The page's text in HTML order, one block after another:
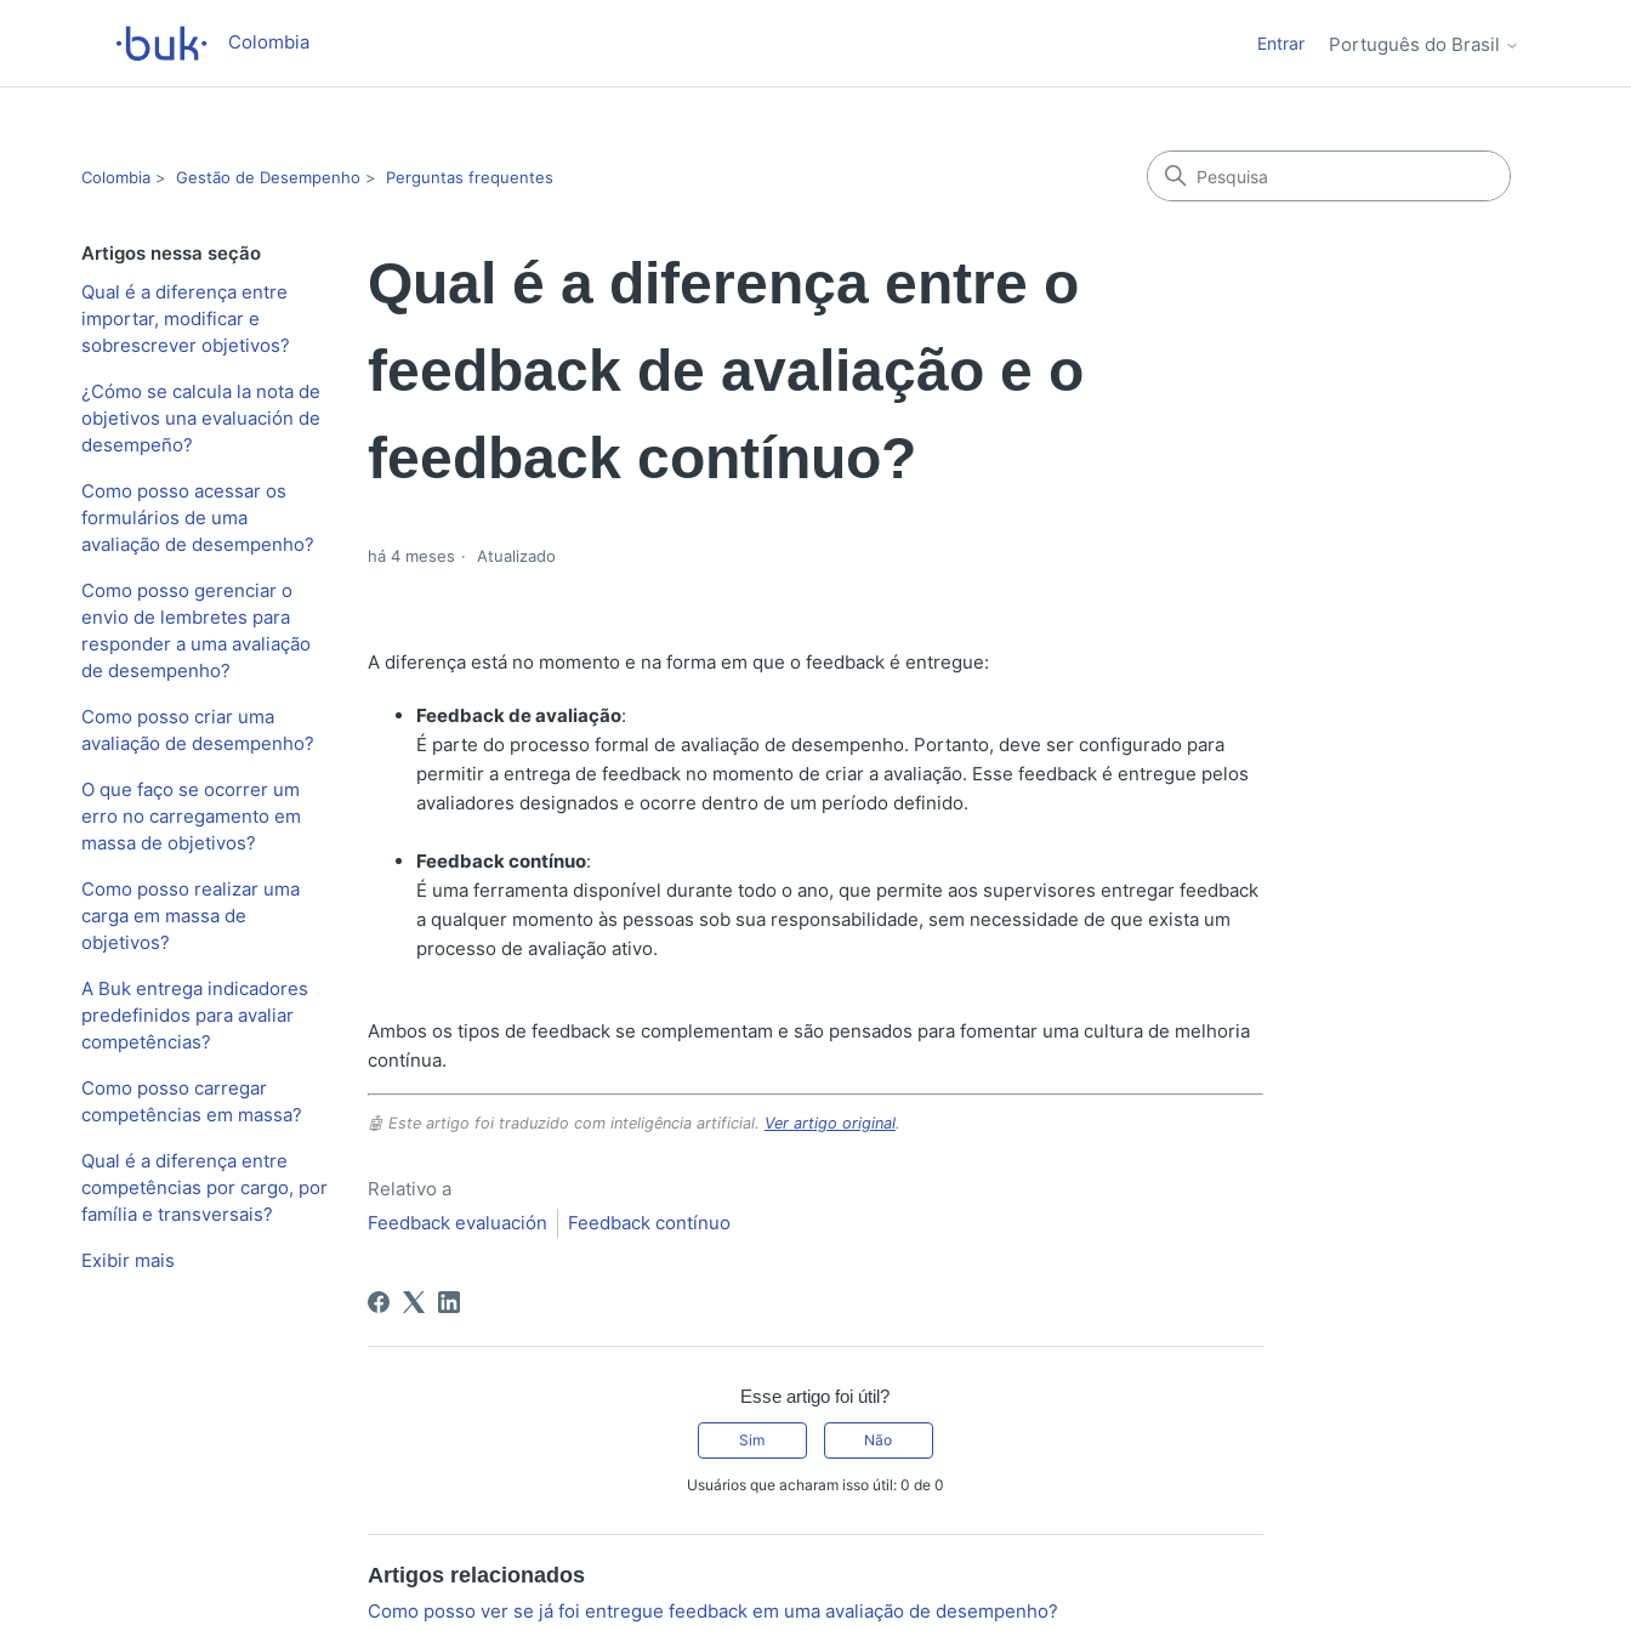
Colombia Entrar Português do Brasil
Colombia Gestão de Desempenho Perguntas frequentes
Artigos nessa seção
Qual é a diferença entre
importar, modificar e
sobrescrever objetivos?
¿Cómo se calcula la nota de
objetivos una evaluación de
desempeño?
Como posso acessar os
formulários de uma
avaliação de desempenho?
Como posso gerenciar o
envio de lembretes para
responder a uma avaliação
de desempenho?
Como posso criar uma
avaliação de desempenho?
O que faço se ocorrer um
erro no carregamento em
massa de objetivos?
Como posso realizar uma
carga em massa de
objetivos?
A Buk entrega indicadores
predefinidos para avaliar
competências?
Como posso carregar
competências em massa?
Qual é a diferença entre
competências por cargo, por
família e transversais?
Exibir mais
Qual é a diferença entre o
feedback de avaliação e o
feedback contínuo?
há 4 meses Atualizado
A diferença está no momento e na forma em que o feedback é entregue:
Feedback de avaliação:
É parte do processo formal de avaliação de desempenho. Portanto, deve ser configurado para
permitir a entrega de feedback no momento de criar a avaliação. Esse feedback é entregue pelos
avaliadores designados e ocorre dentro de um período definido.
Feedback contínuo:
É uma ferramenta disponível durante todo o ano, que permite aos supervisores entregar feedback
a qualquer momento às pessoas sob sua responsabilidade, sem necessidade de que exista um
processo de avaliação ativo.
Ambos os tipos de feedback se complementam e são pensados para fomentar uma cultura de melhoria
contínua.
🤖 Este artigo foi traduzido com inteligência artificial. Ver artigo original.
Relativo a
Feedback evaluación
Feedback contínuo
Esse artigo foi útil?
Sim Não
Usuários que acharam isso útil: 0 de 0
Artigos relacionados
Como posso ver se já foi entregue feedback em uma avaliação de desempenho?